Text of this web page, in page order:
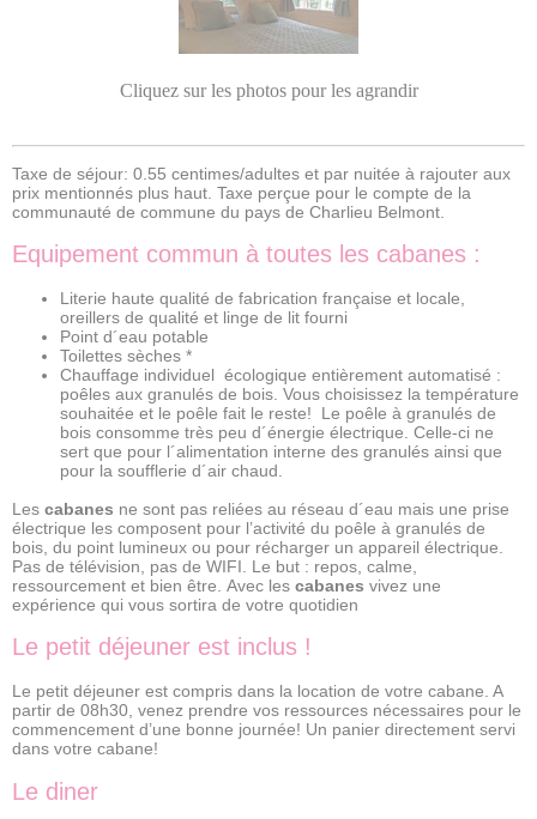
Cliquez sur les photos pour les agrandir
Taxe de séjour: 0.55 centimes/adultes et par nuitée à rajouter aux
prix mentionnés plus haut. Taxe perçue pour le compte de la
communauté de commune du pays de Charlieu Belmont.
Equipement commun à toutes les cabanes :
Literie haute qualité de fabrication française et locale,
oreillers de qualité et linge de lit fourni
Point d´eau potable
Toilettes sèches *
Chauffage individuel écologique entièrement automatisé :
poêles aux granulés de bois. Vous choisissez la température
souhaitée et le poêle fait le reste! Le poêle à granulés de
bois consomme très peu d´énergie électrique. Celle-ci ne
sert que pour l´alimentation interne des granulés ainsi que
pour la soufflerie d´air chaud.
Les cabanes ne sont pas reliées au réseau d´eau mais une prise
électrique les composent pour l’activité du poêle à granulés de
bois, du point lumineux ou pour récharger un appareil électrique.
Pas de télévision, pas de WIFI. Le but : repos, calme,
ressourcement et bien être. Avec les cabanes vivez une
expérience qui vous sortira de votre quotidien
Le petit déjeuner est inclus !
Le petit déjeuner est compris dans la location de votre cabane. A
partir de 08h30, venez prendre vos ressources nécessaires pour le
commencement d’une bonne journée! Un panier directement servi
dans votre cabane!
Le diner